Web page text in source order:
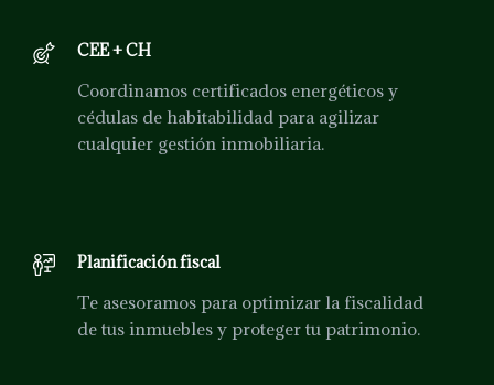
CEE + CH
Coordinamos certificados energéticos y
cédulas de habitabilidad para agilizar
cualquier gestión inmobiliaria.
Planificación fiscal
Te asesoramos para optimizar la fiscalidad
de tus inmuebles y proteger tu patrimonio.